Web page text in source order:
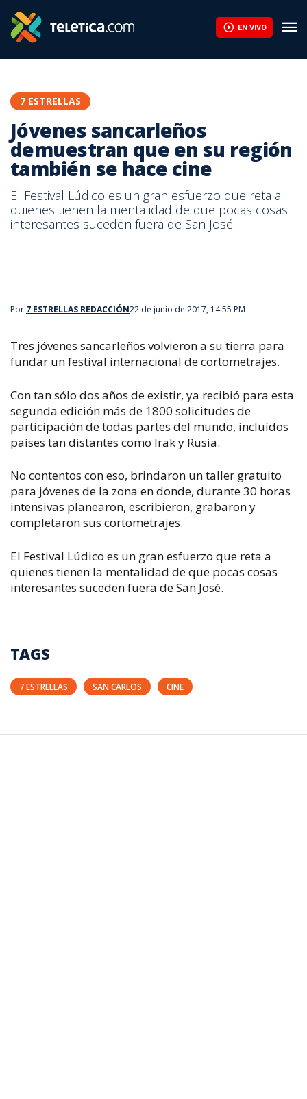
EN VIVO
7 ESTRELLAS
Jóvenes sancarleños
demuestran que en su región
también se hace cine
El Festival Lúdico es un gran esfuerzo que reta a
quienes tienen la mentalidad de que pocas cosas
interesantes suceden fuera de San José.
Por 7 ESTRELLAS REDACCIÓN22 de junio de 2017, 14:55 PM
Tres jóvenes sancarleños volvieron a su tierra para
fundar un festival internacional de cortometrajes.
Con tan sólo dos años de existir, ya recibió para esta
segunda edición más de 1800 solicitudes de
participación de todas partes del mundo, incluídos
países tan distantes como Irak y Rusia.
No contentos con eso, brindaron un taller gratuito
para jóvenes de la zona en donde, durante 30 horas
intensivas planearon, escribieron, grabaron y
completaron sus cortometrajes.
El Festival Lúdico es un gran esfuerzo que reta a
quienes tienen la mentalidad de que pocas cosas
interesantes suceden fuera de San José.
TAGS
7 ESTRELLAS SAN CARLOS CINE